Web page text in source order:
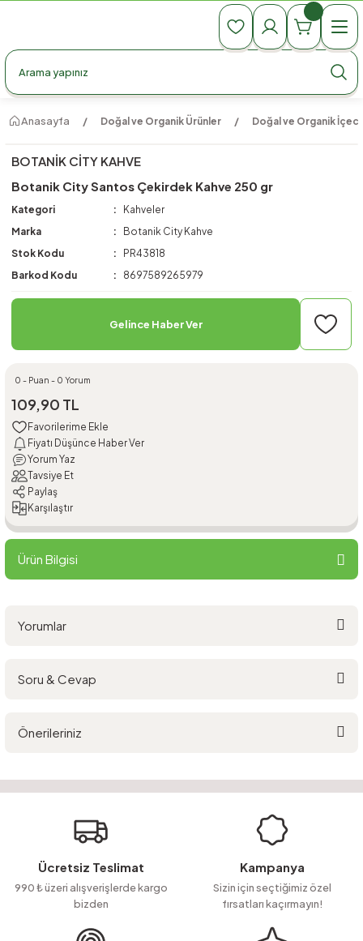
990 TL Üzeri Ücretsiz Kargo
990 TL Üzeri Ücretsiz Kargo
Anasayfa Doğal ve Organik Ürünler Doğal ve Organik
BOTANIK CITY KAHVE
Botanik City Santos Çekirdek Kahve 250 gr
Kategori
Kahveler
Marka
Botanik City Kahve
Stok Kodu
PR43818
Barkod Kodu
8697589265979
Gelince Haber Ver
0 - Puan - 0 Yorum
109,90 TL
Fiyatı Düşünce Haber Ver
Yorum Yaz
Tavsiye Et
Paylaş
Karşılaştır
Ürün Bilgisi
Yorumlar
Soru & Cevap
Soru Sor
Önerileriniz
Görüş ve önerileriniz için teşekkür ederiz.
Ürün resmi kalitesiz, bozuk veya görüntülenemiyor.
Ürün açıklamasında eksik bilgiler bulunuyor.
Ürün bilgilerinde hatalar bulunuyor.
Ürün fiyatı diğer sitelerden daha pahalı.
Ücretsiz Teslimat
990 ₺ üzeri alışverişlerde kargo
bizden
Kampanya
Sizin için seçtiğimiz özel
fırsatları kaçırmayın!